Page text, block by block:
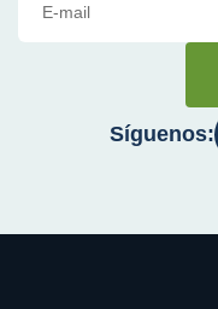
Síguenos: